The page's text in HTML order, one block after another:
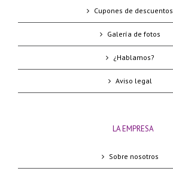
Cupones de descuentos
Galería de fotos
¿Hablamos?
Aviso legal
LA EMPRESA
Sobre nosotros